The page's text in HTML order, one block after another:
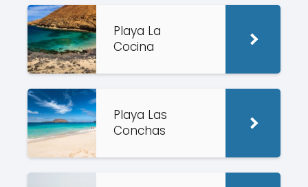
Playa La
Cocina
Playa Las
Conchas